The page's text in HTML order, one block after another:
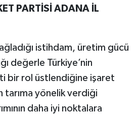
PARTİSİ ADANA İL
istihdam, üretim gücü
değerle Türkiye’nin
bir rol üstlendiğine işaret
tarıma yönelik verdiği
daha iyi noktalara